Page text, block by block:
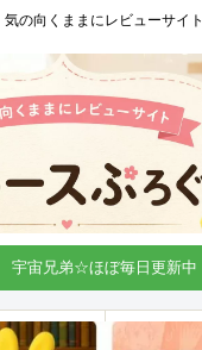
気の向くままにレビューサイト
宇宙兄弟☆ほぼ毎日更新中